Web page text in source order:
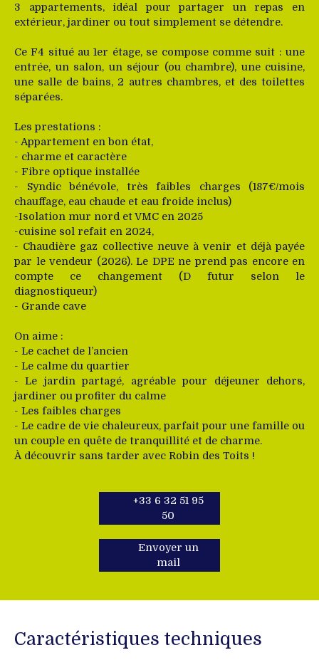
3 appartements, idéal pour partager un repas en
extérieur, jardiner ou tout simplement se détendre.
Ce F4 situé au 1er étage, se compose comme suit : une
entrée, un salon, un séjour (ou chambre), une cuisine,
une salle de bains, 2 autres chambres, et des toilettes
séparées.
Les prestations :
- Appartement en bon état,
- charme et caractère
- Fibre optique installée
- Syndic bénévole, très faibles charges (187€/mois
chauffage, eau chaude et eau froide inclus)
-Isolation mur nord et VMC en 2025
-cuisine sol refait en 2024,
- Chaudière gaz collective neuve à venir et déjà payée
par le vendeur (2026). Le DPE ne prend pas encore en
compte ce changement (D futur selon le
diagnostiqueur)
- Grande cave
On aime :
- Le cachet de l’ancien
- Le calme du quartier
- Le jardin partagé, agréable pour déjeuner dehors,
jardiner ou profiter du calme
- Les faibles charges
- Le cadre de vie chaleureux, parfait pour une famille ou
un couple en quête de tranquillité et de charme.
À découvrir sans tarder avec Robin des Toits !
+33 6 32 51 95
50
Envoyer un
mail
Caractéristiques techniques